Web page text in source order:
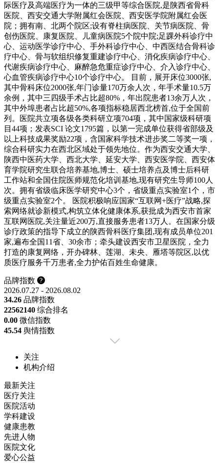
际医疗及高端医疗为一体的三级甲等综合医院,是陕西省骨科
医院、西安交通大学附属红会医院、西安医学院附属红会医
院；拥有南、北两个院区;设有脊柱病医院、关节病医院、骨
创伤医院、康复医院、儿童病医院5个院中院;足踝外科诊疗中
心、运动医学诊疗中心、手外科诊疗中心、中西医结合骨科诊
疗中心、骨与软组织修复重建诊疗中心、消化疾病诊疗中心、
代谢疾病诊疗中心、麻醉急危重症诊疗中心、介入诊疗中心、
心血管疾病诊疗中心10个诊疗中心。 目前，展开床位3000张,
其中骨科床位2000张,年门诊量170万余人次，年手术量10.5万
余例，其中三四级手术占比超80%，年出院患者13余万人次，
其中外埠患者占比超50%,各项指标稳居西北榜首,位于全国前
列。医院共立项各级各类科研立项704项，其中国家级科研项
目44项；发表SCI 论文1795篇，以第一完成单位获得省部级及
以上科技成果奖励22项，含国家科学技术进步奖二等奖一项，
综合科研实力在西北区域处于领先地位。作为西安交通大学、
陕西中医药大学、西北大学、延安大学、西安医学院、西安体
育学院研究生联合培养基地,博士、硕士培养点及博士后科研
工作站和全国住院医师规范化培训基地,现有研究生导师100人
次。拥有省级临床医学研究中心3个，省级重点实验室1个，市
级重点实验室2个。 医院积极响应国家“互联网+医疗”战略,探
索网络就诊新模式,构筑立体化健康体系,获批成为西安市首家
互联网医院,关注量近200万,直接服务患者13万人。在国家分级
诊疗政策的指导下成立的陕西骨科医疗集团,现有成员单位201
家,遍布全国11省、30余市；牵头建设西安市卫星医院，全力
打造的康复网络，开办碑林、莲湖、未央、雁塔等院区,以优
质医疗服务千万患者,全力护佑百姓生命健康。
品牌指数
2026.07.27 - 2026.08.02
34.26 品牌指数
22562140 综合排名
0.00 微信指数
45.54 舆情指数
关注
机构介绍
最新关注
医疗关注
医院活动
学科建设
健康患教
先进人物
医院文化
爱心公益